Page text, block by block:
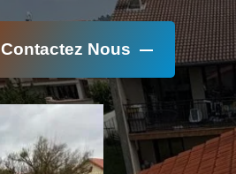
Contactez Nous